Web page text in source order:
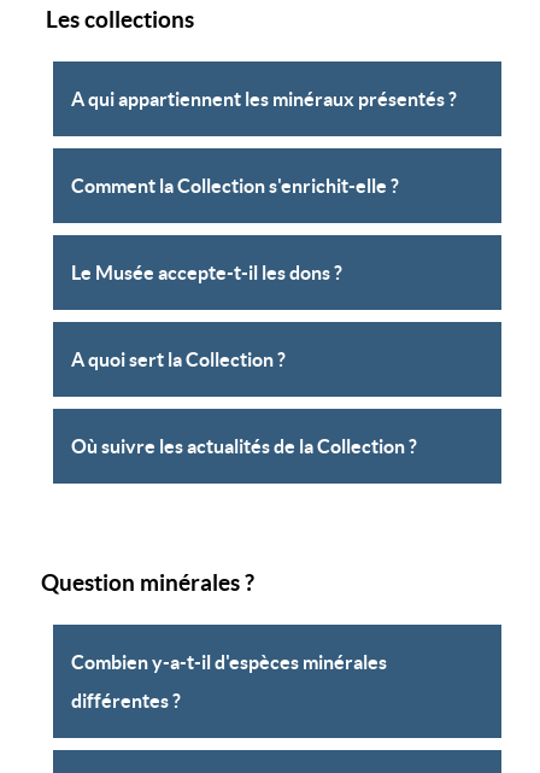
Les collections
A qui appartiennent les minéraux présentés ?
Comment la Collection s'enrichit-elle ?
Le Musée accepte-t-il les dons ?
A quoi sert la Collection ?
Où suivre les actualités de la Collection ?
Question minérales ?
Combien y-a-t-il d'espèces minérales
différentes ?